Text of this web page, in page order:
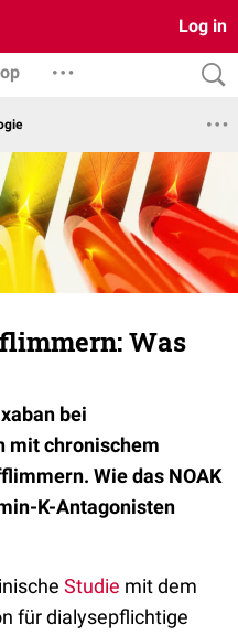
Log in
Was
bei
mit chronischem
Wie das NOAK
K-Antagonisten
Studie mit dem
für dialysepflichtige